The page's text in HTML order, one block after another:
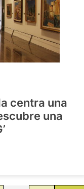
centra una
una